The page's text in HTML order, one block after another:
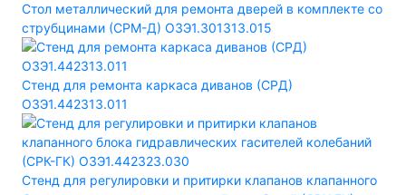
Стол металлический для ремонта дверей в комплекте со
струбцинами (СРМ-Д) ОЗЭ1.301313.015
Стенд для ремонта каркаса диванов (СРД)
ОЗЭ1.442313.011
Стенд для регулировки и притирки клапанов клапанного